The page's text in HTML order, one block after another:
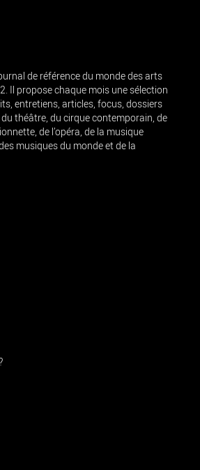
de référence du monde des arts
Il propose chaque mois une sélection
entretiens, articles, focus, dossiers
théâtre, du cirque contemporain, de
de l’opéra, de la musique
musiques du monde et de la